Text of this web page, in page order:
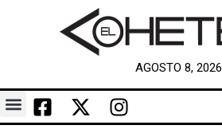
AGOSTO 8, 2026